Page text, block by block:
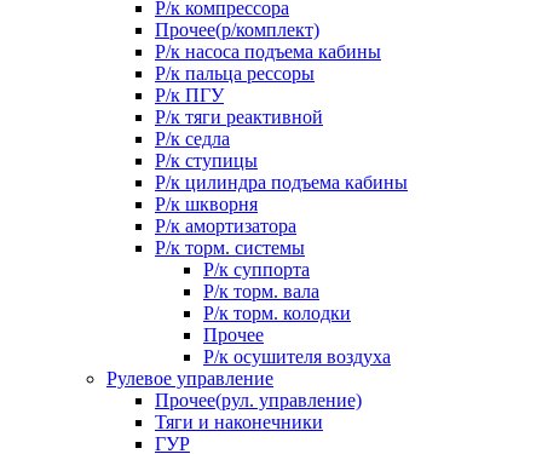
Р/к компрессора
Прочее(р/комплект)
Р/к насоса подъема кабины
Р/к пальца рессоры
Р/к ПГУ
Р/к тяги реактивной
Р/к седла
Р/к ступицы
Р/к цилиндра подъема кабины
Р/к шкворня
Р/к амортизатора
Р/к торм. системы
Р/к суппорта
Р/к торм. вала
Р/к торм. колодки
Прочее
Р/к осушителя воздуха
Рулевое управление
Прочее(рул. управление)
Тяги и наконечники
ГУР